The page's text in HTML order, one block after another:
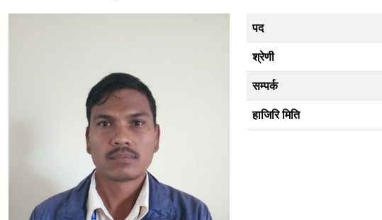
पद
श्रेणी
सम्पर्क
हाजिरि मिति